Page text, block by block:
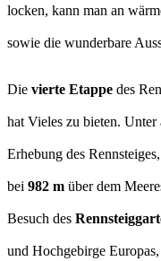
locken, kann man an
sowie die wunderbare
Die vierte Etappe des
hat Vieles zu bieten. Unter
Erhebung des
bei 982 m über dem
Besuch des
und Hochgebirge